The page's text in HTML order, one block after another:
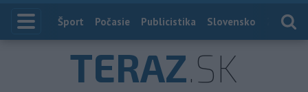
Index
Šport Počasie Publicistika Slovensko
TERAZ.SK